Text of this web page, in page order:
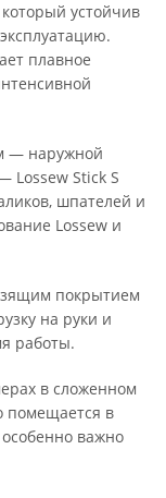
который устойчив
плавное
— наружной
Lossew Stick S
шпателей и
Lossew и
покрытием
на руки и
работы.
в сложенном
помещается в
важно